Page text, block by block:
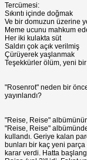
Tercümesi:
Sıkıntı içinde doğmak
Ve bir domuzun üzerine
Meme ucunu mahkum
Her iki kulakta süt
Saldırı çok açık verilmiş
Çürüyerek yaşlanmak
Teşekkürler ölüm, yeni
"Rosenrot" neden bir
yayınlandı?
"Reise, Reise"
"Reise, Reise"
kullandı. Geriye kalan
bunları bir kaç yeni
karar verdi. Hatta